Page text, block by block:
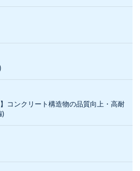
コンクリート構造物の品質向上・高耐
)